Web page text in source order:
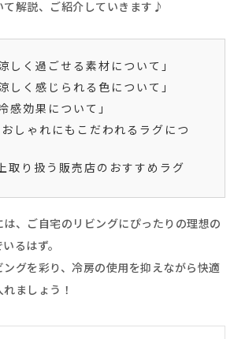
て解説、ご紹介していきます♪
しく過ごせる素材について」
しく感じられる色について」
感効果について」
おしゃれにもこだわれるラグにつ
取り扱う販売店のおすすめラグ
は、ご自宅のリビングにぴったりの理想の
るはず。
グを彩り、冷房の使用を抑えながら快適
ましょう！